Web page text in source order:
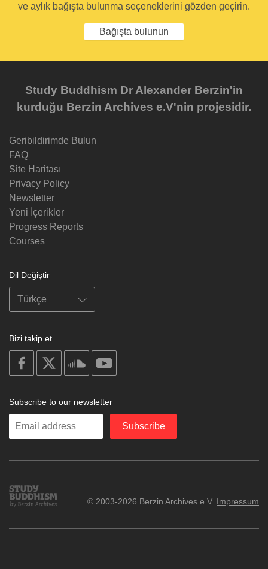
ve aylık bağışta bulunma seçeneklerini gözden geçirin.
Bağışta bulunun
Study Buddhism Dr Alexander Berzin'in
kurduğu Berzin Archives e.V'nin projesidir.
Geribildirimde Bulun
FAQ
Site Haritası
Privacy Policy
Newsletter
Yeni İçerikler
Progress Reports
Courses
Dil Değiştir
Bizi takip et
on
facebook
soundcloud
Subscribe to our newsletter
Enter
Subscribe
Study
Buddhism
© 2003-2026 Berzin Archives e.V. Impressum